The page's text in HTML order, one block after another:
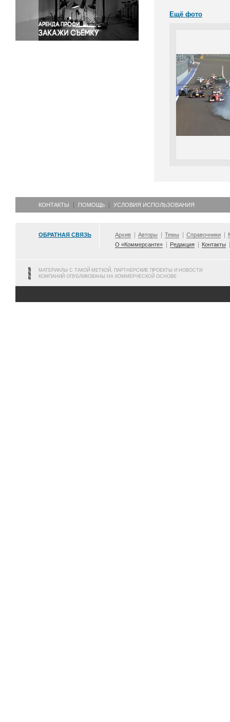
Экология
Экономика и бизнес
Ещё фото
КОНТАКТЫ ПОМОЩЬ УСЛОВИЯ ИСПОЛЬЗОВАНИЯ
ОБРАТНАЯ СВЯЗЬ Архив Авторы Темы Справочники
О «Коммерсанте»
Редакция Контакты
МАТЕРИАЛЫ С ТАКОЙ МЕТКОЙ, ПАРТНЕРСКИЕ ПРОЕКТЫ И НОВОСТИ
КОМПАНИЙ ОПУБЛИКОВАНЫ НА КОММЕРЧЕСКОЙ ОСНОВЕ